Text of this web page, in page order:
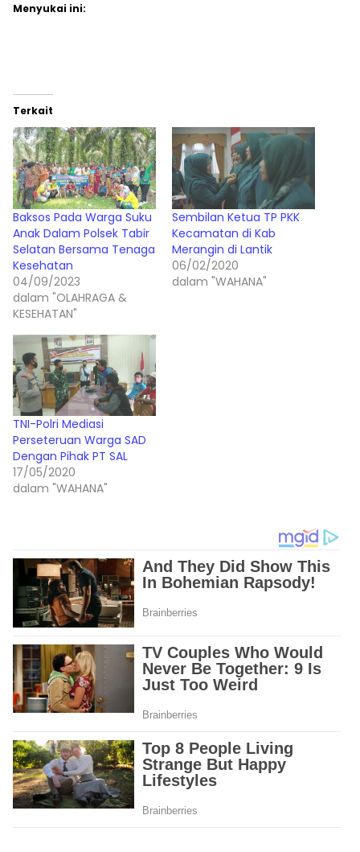
Menyukai ini:
Terkait
Baksos Pada Warga Suku
Anak Dalam Polsek Tabir
Selatan Bersama Tenaga
Kesehatan
04/09/2023
dalam "OLAHRAGA &
KESEHATAN"
Sembilan Ketua TP PKK
Kecamatan di Kab
Merangin di Lantik
06/02/2020
dalam "WAHANA"
TNI-Polri Mediasi
Perseteruan Warga SAD
Dengan Pihak PT SAL
17/05/2020
dalam "WAHANA"